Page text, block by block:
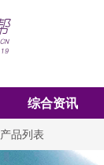
综合资讯
产品列表